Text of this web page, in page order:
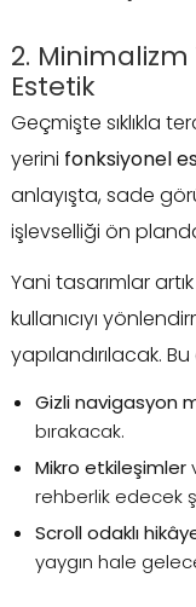
2.
Estetik
Geçmişte sıklıkla
yerini fonksiyonel
anlayışta, sade
işlevselliği ön
Yani tasarımlar
kullanıcıyı
yapılandırılacak.
Gizli navigasyon
bırakacak.
Mikro etkileşimler
rehberlik edecek
Scroll odaklı
yaygın hale